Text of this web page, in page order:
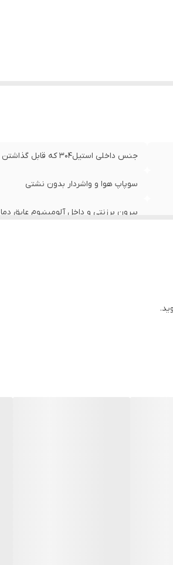
جنس داخلی استیل۳۰۴ که قابل گذاشتن در مایکروفر میباشد
سوپاپ هوا و واشردار بدون نشتی
بیرون برزنتی و داخل آلومینیوم عایق دما